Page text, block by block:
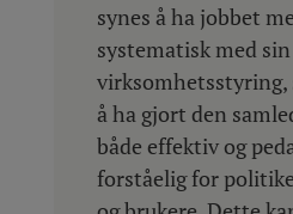
synes å ha jobbet
systematisk med
virksomhetsstyring,
å ha gjort den
både effektiv og
forståelig for